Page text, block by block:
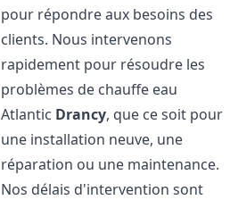
pour répondre aux besoins des
clients. Nous intervenons
rapidement pour résoudre les
problèmes de chauffe eau
Atlantic Drancy, que ce soit pour
une installation neuve, une
réparation ou une maintenance.
Nos délais d'intervention sont